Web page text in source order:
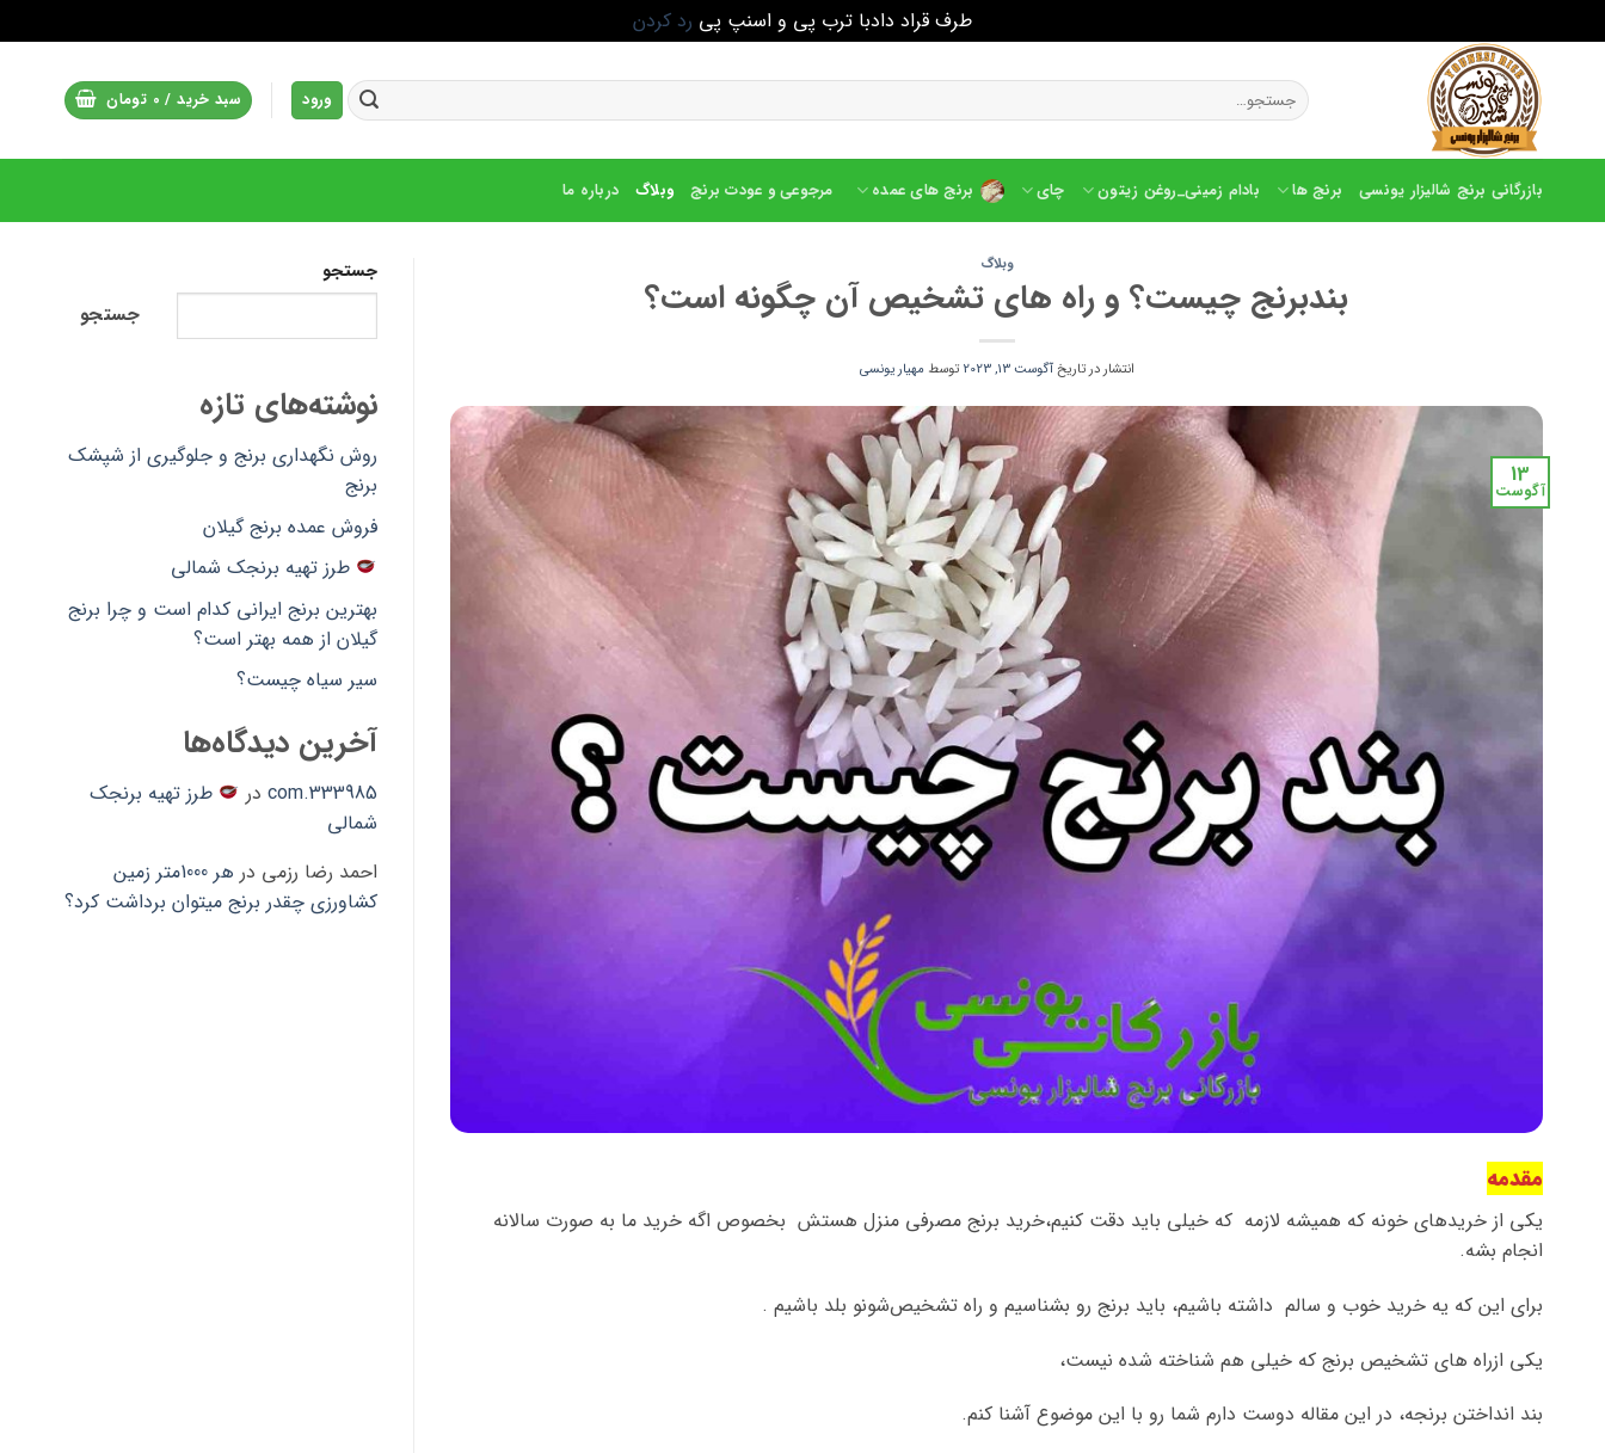
طرف قراد دادبا ترب پی و اسنپ پی رد کردن
content
جستجو
برای:
ورود سبد خرید / 0 تومان
بازرگانی برنج شالیزار یونسی برنج ها بادام زمینی_روغن زیتون چای برنج های عمده مرجوعی و عودت برنج وبلاگ درباره ما
وبلاگ
بندبرنج چیست؟ و راه های تشخیص آن چگونه است؟
انتشار در تاریخآگوست 13, 2023 توسط مهیار یونسی
13
آگوست
مقدمه
یکی از خریدهای خونه که همیشه لازمه که خیلی باید دقت کنیم،خرید برنج مصرفی منزل هستش بخصوص اگه خرید ما به صورت سالانه
انجام بشه.
برای این که یه خرید خوب و سالم داشته باشیم، باید برنج رو بشناسیم و راه تشخیص‌شونو بلد باشیم .
یکی ازراه های تشخیص برنج که خیلی هم شناخته شده نیست،
بند انداختن برنجه، در این مقاله دوست دارم شما رو با این موضوع آشنا کنم.
جستجو
جستجو
نوشته‌های تازه
روش نگهداری برنج و جلوگیری از شپشک
برنج
فروش عمده برنج گیلان
طرز تهیه برنجک شمالی
بهترین برنج ایرانی کدام است و چرا برنج
گیلان از همه بهتر است؟
سیر سیاه چیست؟
آخرین دیدگاه‌ها
333985.com در
طرز تهیه برنجک
شمالی
احمد رضا رزمی در
هر 1000متر زمین
کشاورزی چقدر برنج میتوان برداشت کرد؟